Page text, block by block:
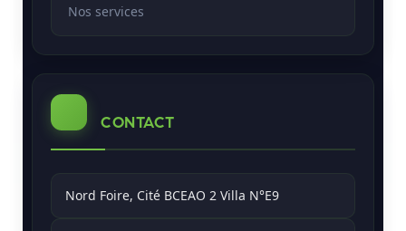
Nos services
CONTACT
Nord Foire, Cité BCEAO 2 Villa N°E9